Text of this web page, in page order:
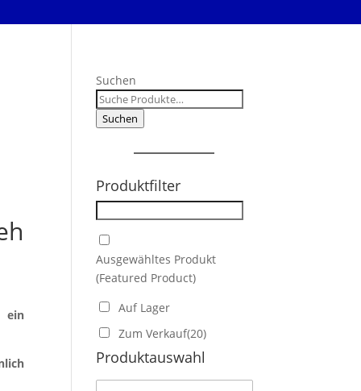
ein
Suchen
Suchen
Produktfilter
Ausgewähltes Produkt
(Featured Product)
Auf Lager
Zum Verkauf(20)
Produktauswahl